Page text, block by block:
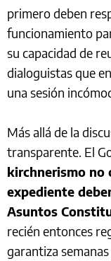
primero deben
funcionamiento
su capacidad de
dialoguistas que
una sesión
Más allá de la
transparente. El
kirchnerismo no
expediente
Asuntos
recién entonces
garantiza